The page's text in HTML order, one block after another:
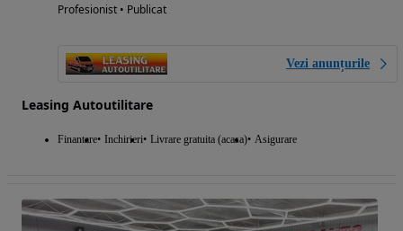
Profesionist • Publicat
Vezi anunțurile
Leasing Autoutilitare
Finantare Inchirieri Livrare gratuita (acasa) Asigurare